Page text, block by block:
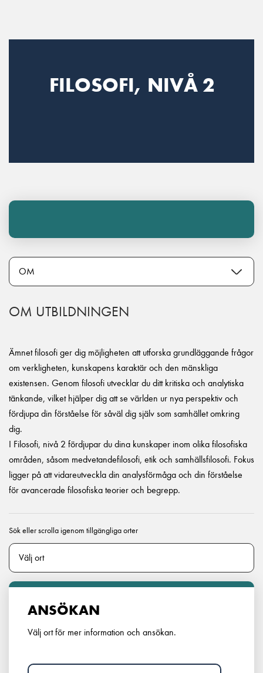
FILOSOFI, NIVÅ 2
OM UTBILDNINGEN
Ämnet filosofi ger dig möjligheten att utforska grundläggande frågor
om verkligheten, kunskapens karaktär och den mänskliga
existensen. Genom filosofi utvecklar du ditt kritiska och analytiska
tänkande, vilket hjälper dig att se världen ur nya perspektiv och
fördjupa din förståelse för såväl dig själv som samhället omkring
dig.
I Filosofi, nivå 2 fördjupar du dina kunskaper inom olika filosofiska
områden, såsom medvetandefilosofi, etik och samhällsfilosofi. Fokus
ligger på att vidareutveckla din analysförmåga och din förståelse
för avancerade filosofiska teorier och begrepp.
Sök eller scrolla igenom tillgängliga orter
ANSÖKAN
Välj ort för mer information och ansökan.